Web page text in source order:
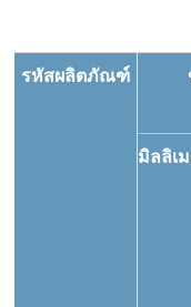
ด้านการคุ้มครองสิ่
REACH
การเปลี่ยนแปลงใน
ความต้านทานแรง
รหัสผลิตภัณฑ์
มิลลิเ